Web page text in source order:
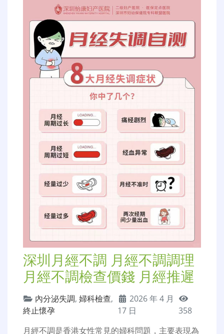
深圳月經不調 月經不調調理
月經不調檢查價錢 月經推遲
內分泌失調, 婦科檢查,
終止懷孕
2026 年 4 月
17 日
358
月經不調是香港女性常見的婦科問題，主要表現為